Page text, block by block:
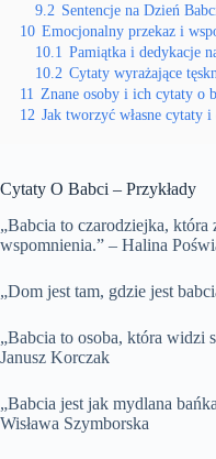
9.2 Sentencje na Dzień
10 Emocjonalny przekaz i
10.1 Pamiątka i dedykacje
10.2 Cytaty wyrażające
11 Znane osoby i ich cytaty o
12 Jak tworzyć własne cytaty
Cytaty O Babci – Przykłady
„Babcia to czarodziejka,
wspomnienia.” – Halina
„Dom jest tam, gdzie jest
„Babcia to osoba, która widzi
Janusz Korczak
„Babcia jest jak mydlana
Wisława Szymborska